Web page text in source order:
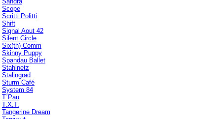
Scope
Scritti Politti
Shift
Signal Aout 42
Silent Circle
Six(th) Comm
Skinny Puppy
Spandau Ballet
Stahlnetz
Stalingrad
Sturm Café
System 84
T´Pau
T.X.T.
Tangerine Dream